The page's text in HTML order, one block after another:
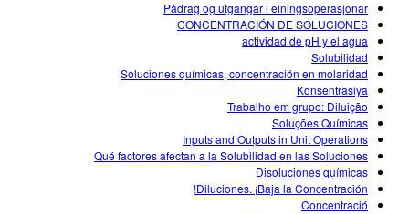
Pådrag og utgangar i einingsoperasjonar
CONCENTRACIÓN DE SOLUCIONES
actividad de pH y el agua
Solubilidad
Soluciones químicas, concentración en molaridad
Konsentrasiya
Trabalho em grupo: Diluição
Soluções Químicas
Inputs and Outputs in Unit Operations
Qué factores afectan a la Solubilidad en las Soluciones
Disoluciones químicas
Diluciones. ¡Baja la Concentración!
Concentració